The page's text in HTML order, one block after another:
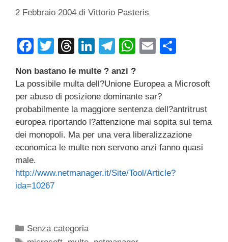
2 Febbraio 2004 di Vittorio Pasteris
F
c
e
b
o
o
k
T
tt
er
T
e
a
d
s
Li
k
e
dI
n
T
e
gr
a
m
W
at
s
A
p
p
E
ail n
vi
di
Non bastano le multe ? anzi ?
La possibile multa dell?Unione Europea a Microsoft
per abuso di posizione dominante sar?
probabilmente la maggiore sentenza dell?antritrust
europea riportando l?attenzione mai sopita sul tema
dei monopoli. Ma per una vera liberalizzazione
economica le multe non servono anzi fanno quasi
male.
http://www.netmanager.it/Site/Tool/Article?
ida=10267
Categorie
Senza categoria